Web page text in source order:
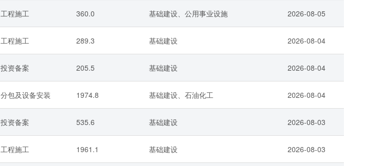
工程施工 360.0 基础建设、公用事业设施 2026-08-05
工程施工 289.3 基础建设 2026-08-04
投资备案 205.5 基础建设 2026-08-04
分包及设备安装 1974.8 基础建设、石油化工 2026-08-04
投资备案 535.6 基础建设 2026-08-03
工程施工 1961.1 基础建设 2026-08-03